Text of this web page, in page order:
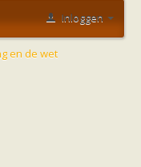
Inloggen
en de wet